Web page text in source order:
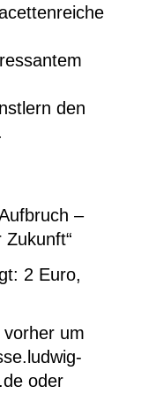
den
–
2 Euro,
um
oder